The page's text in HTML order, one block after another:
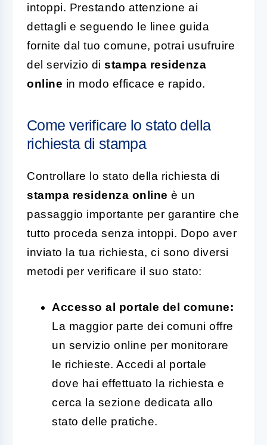
intoppi. Prestando attenzione ai
dettagli e seguendo le linee guida
fornite dal tuo comune, potrai usufruire
del servizio di stampa residenza
online in modo efficace e rapido.
Come verificare lo stato della
richiesta di stampa
Controllare lo stato della richiesta di
stampa residenza online è un
passaggio importante per garantire che
tutto proceda senza intoppi. Dopo aver
inviato la tua richiesta, ci sono diversi
metodi per verificare il suo stato:
Accesso al portale del comune:
La maggior parte dei comuni offre
un servizio online per monitorare
le richieste. Accedi al portale
dove hai effettuato la richiesta e
cerca la sezione dedicata allo
stato delle pratiche.